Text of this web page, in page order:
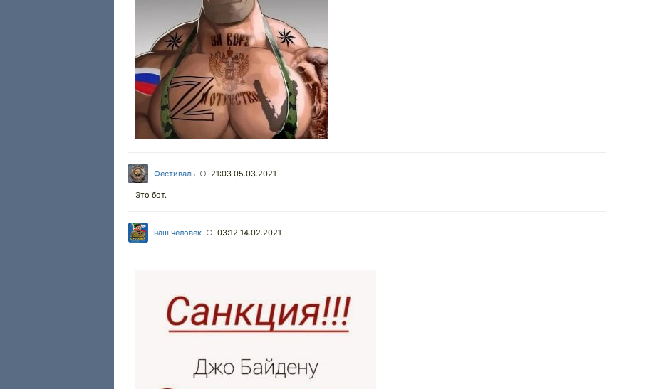
Фестиваль ○ 21:03 05.03.2021
Это бот.
наш человек ○ 03:12 14.02.2021